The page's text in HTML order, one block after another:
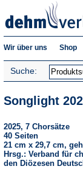
Wir über uns Shop
Suche:
Songlight
2025, 7 Chorsätze
40 Seiten
21 cm x 29,7 cm,
Hrsg.: Verband für
den Diözesen